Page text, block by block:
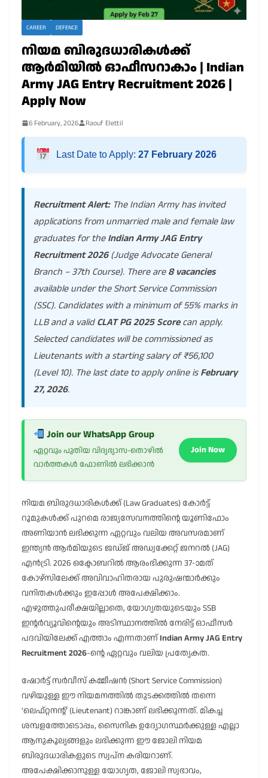
CAREER DEFENCE
നിയമ ബിരുദധാരികൾക്ക്
ആർമിയിൽ ഓഫീസറാകാം | Indian
Army JAG Entry Recruitment 2026 |
Apply Now
6 February, 2026 Raouf Elettil
Last Date to Apply: 27 February 2026
Recruitment Alert:The Indian Army has invited
applications from unmarried male and female law
graduates for theIndian Army JAG Entry
Recruitment 2026(Judge Advocate General
Branch – 37th Course). There are8 vacancies
available under the Short Service Commission
(SSC). Candidates with a minimum of 55% marks in
LLB and a validCLAT PG 2025 Scorecan apply.
Selected candidates will be commissioned as
Lieutenants with a starting salary of ₹56,100
(Level 10). The last date to apply online isFebruary
27, 2026.
Join our WhatsApp Group
ഏറ്റവും പുതിയ വിദ്യഭ്യാസ-തൊഴിൽ
വാർത്തകൾ ഫോണിൽ ലഭിക്കാൻ
Join Now
നിയമ ബിരുദധാരികൾക്ക് (Law Graduates) കോർട്ട്
റൂമുകൾക്ക് പുറമെ രാജ്യസേവനത്തിൻ്റെ യൂണിഫോം
അണിയാൻ ലഭിക്കുന്ന ഏറ്റവും വലിയ അവസരമാണ്
ഇന്ത്യൻ ആർമിയുടെ ജഡ്ജ് അഡ്വക്കേറ്റ് ജനറൽ (JAG)
എൻട്രി. 2026 ഒക്ടോബറിൽ ആരംഭിക്കുന്ന 37-ാമത്
കോഴ്സിലേക്ക് അവിവാഹിതരായ പുരുഷന്മാർക്കും
വനിതകൾക്കും ഇപ്പോൾ അപേക്ഷിക്കാം.
എഴുത്തുപരീക്ഷയില്ലാതെ, യോഗ്യതയുടെയും SSB
ഇൻ്റർവ്യൂവിൻ്റെയും അടിസ്ഥാനത്തിൽ നേരിട്ട് ഓഫീസർ
പദവിയിലേക്ക് എത്താം എന്നതാണ്Indian Army JAG Entry
Recruitment 2026-ൻ്റെ ഏറ്റവും വലിയ പ്രത്യേകത.
ഷോർട്ട് സർവീസ് കമ്മീഷൻ (Short Service Commission)
വഴിയുള്ള ഈ നിയമനത്തിൽ തുടക്കത്തിൽ തന്നെ
‘ലെഫ്റ്റനന്റ്’ (Lieutenant) റാങ്കാണ് ലഭിക്കുന്നത്. മികച്ച
ശമ്പളത്തോടൊപ്പം, സൈനിക ഉദ്യോഗസ്ഥർക്കുള്ള എല്ലാ
ആനുകൂല്യങ്ങളും ലഭിക്കുന്ന ഈ ജോലി നിയമ
ബിരുദധാരികളുടെ സ്വപ്ന കരിയറാണ്.
അപേക്ഷിക്കാനുള്ള യോഗ്യത, ജോലി സ്വഭാവം,